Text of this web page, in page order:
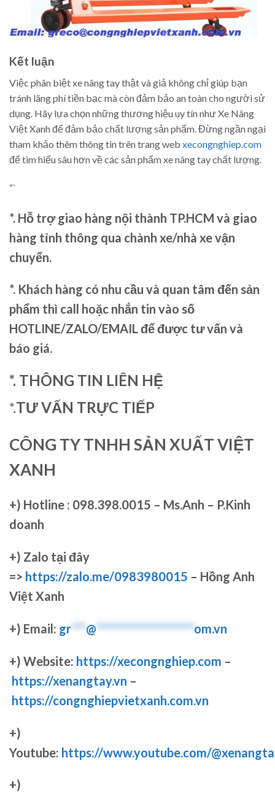
Kết luận
Việc phân biệt xe nâng tay thật và giả không chỉ giúp bạn
tránh lãng phí tiền bạc mà còn đảm bảo an toàn cho người sử
dụng. Hãy lựa chọn những thương hiệu uy tín như Xe Nâng
Việt Xanh để đảm bảo chất lượng sản phẩm. Đừng ngần ngại
tham khảo thêm thông tin trên trang web xecongnghiep.com
để tìm hiểu sâu hơn về các sản phẩm xe nâng tay chất lượng.
“`
*. Hỗ trợ giao hàng nội thành TP.HCM và giao
hàng tỉnh thông qua chành xe/nhà xe vận
chuyển.
*. Khách hàng có nhu cầu và quan tâm đến sản
phẩm thì call hoặc nhắn tin vào số
HOTLINE/ZALO/EMAIL để được tư vấn và
báo giá.
*. THÔNG TIN LIÊN HỆ
*.TƯ VẤN TRỰC TIẾP
CÔNG TY TNHH SẢN XUẤT VIỆT
XANH
+) Hotline : 098.398.0015 – Ms.Anh – P.Kinh
doanh
+) Zalo tại đây
=> https://zalo.me/0983980015 – Hồng Anh
Việt Xanh
+) Email: gr***@********************om.vn
+) Website: https://xecongnghiep.com –
https://xenangtay.vn –
https://congnghiepvietxanh.com.vn
+)
Youtube: https://www.youtube.com/
+)